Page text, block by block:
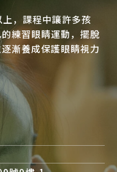
，課程中讓許多孩
練習眼睛運動，擺脫
漸養成保護眼睛視力